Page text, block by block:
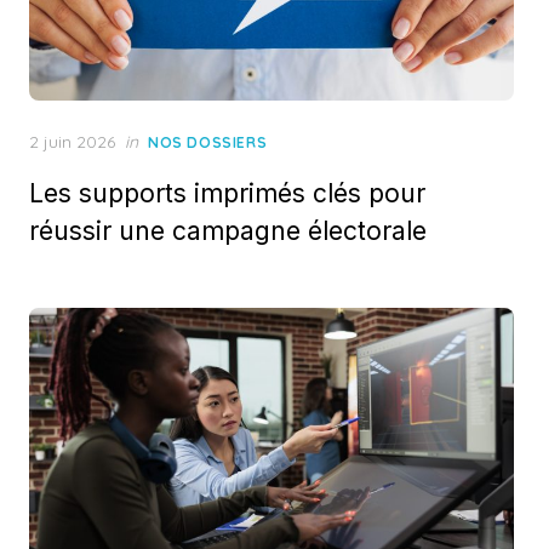
Posted
2 juin 2026 in NOS DOSSIERS
Les supports imprimés clés pour
réussir une campagne électorale